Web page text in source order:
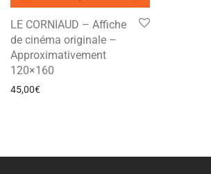
LE CORNIAUD – Affiche
de cinéma originale –
Approximativement
120×160
45,00€